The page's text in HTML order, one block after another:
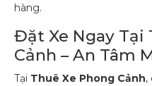
hàng.
Đặt Xe Ngay Tại
Cảnh – An Tâm
Tại Thuê Xe Phong Cảnh,